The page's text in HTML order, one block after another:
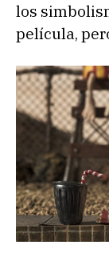
los
película,